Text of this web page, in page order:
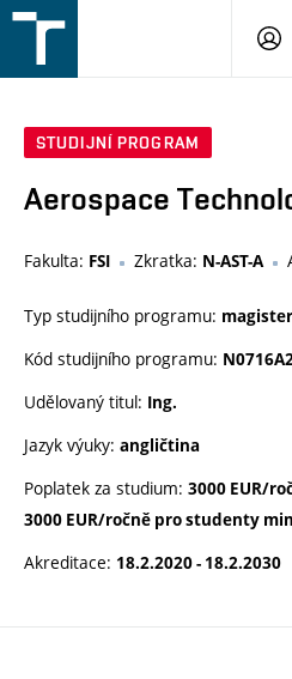
v
STUDIJNÍ PROGRAM
Aerospace
Fakulta: FSI Zkratka: N-AST-A
Typ studijního programu:
Kód studijního programu:
Udělovaný titul: Ing.
Jazyk výuky: angličtina
Poplatek za studium: 3000 EUR/
3000 EUR/ročně pro studenty
Akreditace: 18.2.2020 - 18.2.2030